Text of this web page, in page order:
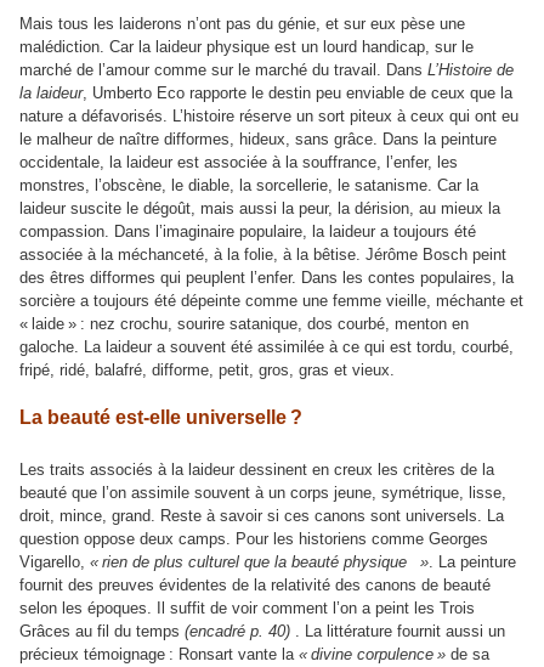
Mais tous les laiderons n’ont pas du génie, et sur eux pèse une
malédiction. Car la laideur physique est un lourd handicap, sur le
marché de l’amour comme sur le marché du travail. Dans L’Histoire de
la laideur, Umberto Eco rapporte le destin peu enviable de ceux que la
nature a défavorisés. L’histoire réserve un sort piteux à ceux qui ont eu
le malheur de naître difformes, hideux, sans grâce. Dans la peinture
occidentale, la laideur est associée à la souffrance, l’enfer, les
monstres, l’obscène, le diable, la sorcellerie, le satanisme. Car la
laideur suscite le dégoût, mais aussi la peur, la dérision, au mieux la
compassion. Dans l’imaginaire populaire, la laideur a toujours été
associée à la méchanceté, à la folie, à la bêtise. Jérôme Bosch peint
des êtres difformes qui peuplent l’enfer. Dans les contes populaires, la
sorcière a toujours été dépeinte comme une femme vieille, méchante et
« laide » : nez crochu, sourire satanique, dos courbé, menton en
galoche. La laideur a souvent été assimilée à ce qui est tordu, courbé,
fripé, ridé, balafré, difforme, petit, gros, gras et vieux.
La beauté est-elle universelle ?
Les traits associés à la laideur dessinent en creux les critères de la
beauté que l’on assimile souvent à un corps jeune, symétrique, lisse,
droit, mince, grand. Reste à savoir si ces canons sont universels. La
question oppose deux camps. Pour les historiens comme Georges
Vigarello, « rien de plus culturel que la beauté physique ». La peinture
fournit des preuves évidentes de la relativité des canons de beauté
selon les époques. Il suffit de voir comment l’on a peint les Trois
Grâces au fil du temps (encadré p. 40) . La littérature fournit aussi un
précieux témoignage : Ronsart vante la « divine corpulence » de sa